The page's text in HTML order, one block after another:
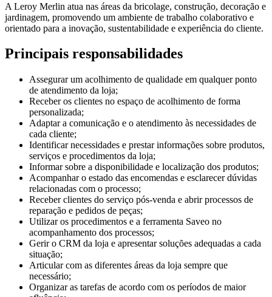
A Leroy Merlin atua nas áreas da bricolage, construção, decoração e
jardinagem, promovendo um ambiente de trabalho colaborativo e
orientado para a inovação, sustentabilidade e experiência do cliente.
Principais responsabilidades
Assegurar um acolhimento de qualidade em qualquer ponto
de atendimento da loja;
Receber os clientes no espaço de acolhimento de forma
personalizada;
Adaptar a comunicação e o atendimento às necessidades de
cada cliente;
Identificar necessidades e prestar informações sobre produtos,
serviços e procedimentos da loja;
Informar sobre a disponibilidade e localização dos produtos;
Acompanhar o estado das encomendas e esclarecer dúvidas
relacionadas com o processo;
Receber clientes do serviço pós-venda e abrir processos de
reparação e pedidos de peças;
Utilizar os procedimentos e a ferramenta Saveo no
acompanhamento dos processos;
Gerir o CRM da loja e apresentar soluções adequadas a cada
situação;
Articular com as diferentes áreas da loja sempre que
necessário;
Organizar as tarefas de acordo com os períodos de maior